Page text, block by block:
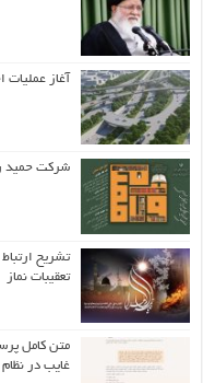
آغاز
شرکت حمید
تشریح
تعقیبات نماز
متن کامل
غایب در